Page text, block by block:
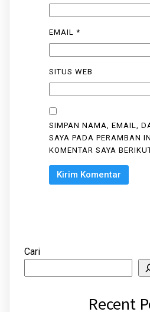
EMAIL *
SITUS WEB
SIMPAN NAMA, EMAIL,
SAYA PADA PERAMBAN
KOMENTAR SAYA
Cari
Recent